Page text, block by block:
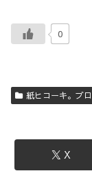
0
紙ヒコーキ。ブ
X